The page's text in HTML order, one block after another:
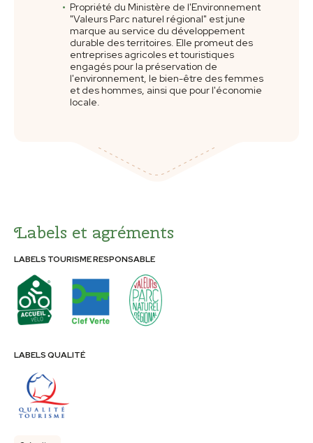
Propriété du Ministère de l'Environnement
"Valeurs Parc naturel régional" est june
marque au service du développement
durable des territoires. Elle promeut des
entreprises agricoles et touristiques
engagés pour la préservation de
l'environnement, le bien-être des femmes
et des hommes, ainsi que pour l'économie
locale.
Labels et agréments
LABELS TOURISME RESPONSABLE
LABELS QUALITÉ